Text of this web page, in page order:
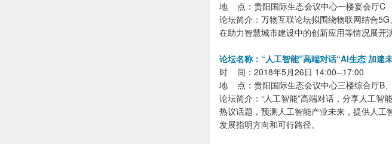
地 点：贵阳国际生态会议中心一楼宴会厅C
论坛简介：万物互联论坛拟围绕物联网结合
在助力智慧城市建设中的创新应用等情况展开
论坛名称：“人工智能”高端对话“AI生态 加速
时 间：2018年5月26日 14:00--17:00
地 点：贵阳国际生态会议中心三楼综合厅B
论坛简介：“人工智能”高端对话，分享人工智
热议话题，预测人工智能产业未来，提供人
发展指明方向和可行路径。